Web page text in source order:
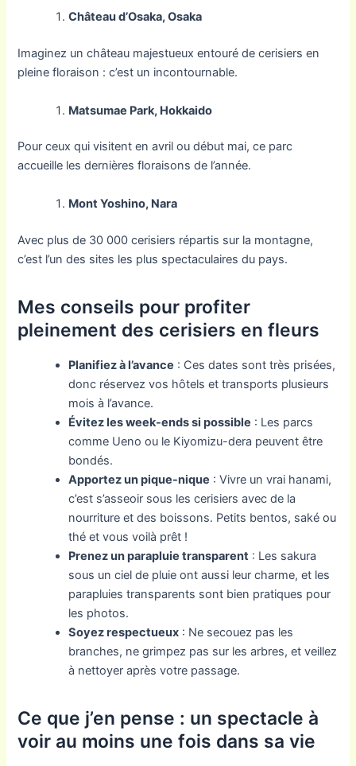
Château d’Osaka, Osaka
Imaginez un château majestueux entouré de cerisiers en
pleine floraison : c’est un incontournable.
Matsumae Park, Hokkaido
Pour ceux qui visitent en avril ou début mai, ce parc
accueille les dernières floraisons de l’année.
Mont Yoshino, Nara
Avec plus de 30 000 cerisiers répartis sur la montagne,
c’est l’un des sites les plus spectaculaires du pays.
Mes conseils pour profiter
pleinement des cerisiers en fleurs
Planifiez à l’avance : Ces dates sont très prisées,
donc réservez vos hôtels et transports plusieurs
mois à l’avance.
Évitez les week-ends si possible : Les parcs
comme Ueno ou le Kiyomizu-dera peuvent être
bondés.
Apportez un pique-nique : Vivre un vrai hanami,
c’est s’asseoir sous les cerisiers avec de la
nourriture et des boissons. Petits bentos, saké ou
thé et vous voilà prêt !
Prenez un parapluie transparent : Les sakura
sous un ciel de pluie ont aussi leur charme, et les
parapluies transparents sont bien pratiques pour
les photos.
Soyez respectueux : Ne secouez pas les
branches, ne grimpez pas sur les arbres, et veillez
à nettoyer après votre passage.
Ce que j’en pense : un spectacle à
voir au moins une fois dans sa vie